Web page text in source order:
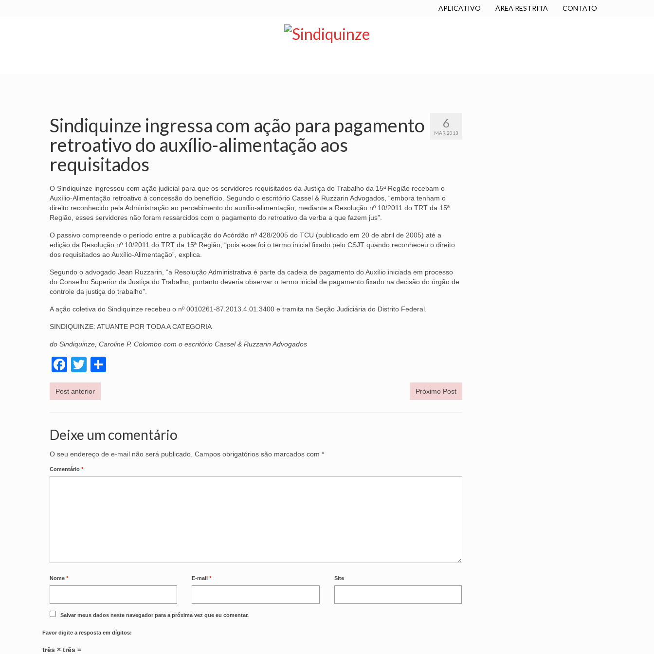
APLICATIVO ÁREA RESTRITA CONTATO
6
MAR 2013
Sindiquinze ingressa com ação para pagamento
retroativo do auxílio-alimentação aos
requisitados
O Sindiquinze ingressou com ação judicial para que os servidores requisitados da Justiça do Trabalho da 15ª Região recebam o
Auxílio-Alimentação retroativo à concessão do benefício. Segundo o escritório Cassel & Ruzzarin Advogados, “embora tenham o
direito reconhecido pela Administração ao percebimento do auxílio-alimentação, mediante a Resolução nº 10/2011 do TRT da 15ª
Região, esses servidores não foram ressarcidos com o pagamento do retroativo da verba a que fazem jus”.
O passivo compreende o período entre a publicação do Acórdão nº 428/2005 do TCU (publicado em 20 de abril de 2005) até a
edição da Resolução nº 10/2011 do TRT da 15ª Região, “pois esse foi o termo inicial fixado pelo CSJT quando reconheceu o direito
dos requisitados ao Auxílio-Alimentação”, explica.
Segundo o advogado Jean Ruzzarin, “a Resolução Administrativa é parte da cadeia de pagamento do Auxílio iniciada em processo
do Conselho Superior da Justiça do Trabalho, portanto deveria observar o termo inicial de pagamento fixado na decisão do órgão de
controle da justiça do trabalho”.
A ação coletiva do Sindiquinze recebeu o nº 0010261-87.2013.4.01.3400 e tramita na Seção Judiciária do Distrito Federal.
SINDIQUINZE: ATUANTE POR TODA A CATEGORIA
do Sindiquinze, Caroline P. Colombo com o escritório Cassel & Ruzzarin Advogados
Facebook
Twitter
Post anterior Próximo Post
Deixe um comentário
O seu endereço de e-mail não será publicado. Campos obrigatórios são marcados com *
Comentário *
Nome * E-mail* Site
Salvar meus dados neste navegador para a próxima vez que eu comentar.
Favor digite a resposta em dígitos:
três × três =